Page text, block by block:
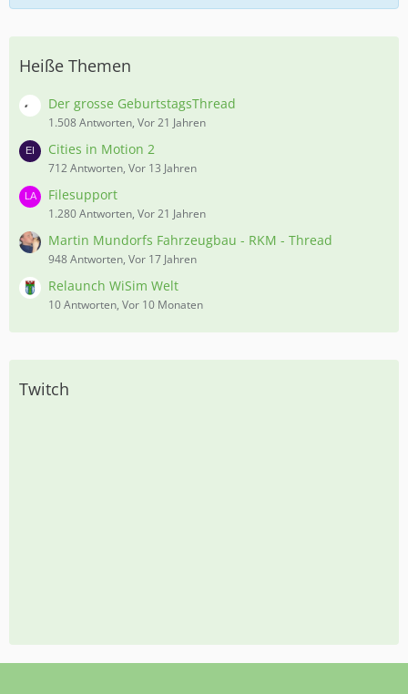
Heiße Themen
Der grosse GeburtstagsThread
1.508 Antworten, Vor 21 Jahren
Cities in Motion 2
712 Antworten, Vor 13 Jahren
Filesupport
1.280 Antworten, Vor 21 Jahren
Martin Mundorfs Fahrzeugbau - RKM - Thread
948 Antworten, Vor 17 Jahren
Relaunch WiSim Welt
10 Antworten, Vor 10 Monaten
Twitch